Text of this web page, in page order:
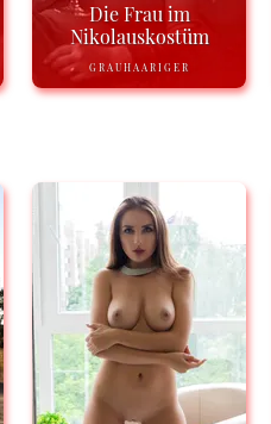
Die Frau im
Nikolauskostüm
GRAUHAARIGER